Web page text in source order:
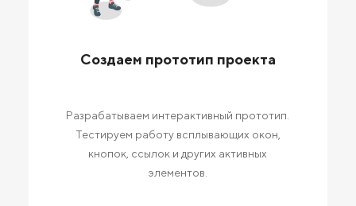
Создаем прототип проекта
Разрабатываем интерактивный прототип.
Тестируем работу всплывающих окон,
кнопок, ссылок и других активных
элементов.